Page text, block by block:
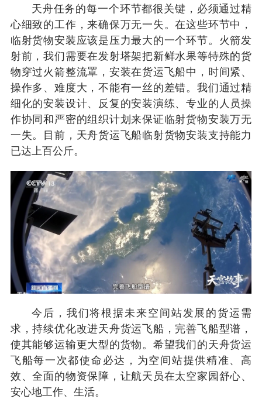
天舟任务的每一个环节都很关键，必须通过精
心细致的工作，来确保万无一失。在这些环节中，
临射货物安装应该是压力最大的一个环节。火箭发
射前，我们需要在发射塔架把新鲜水果等特殊的货
物穿过火箭整流罩，安装在货运飞船中，时间紧、
操作多、难度大，不能有一丝的差错。我们通过精
细化的安装设计、反复的安装演练、专业的人员操
作协同和严密的组织计划来保证临射货物安装万无
一失。目前，天舟货运飞船临射货物安装支持能力
已达上百公斤。
今后，我们将根据未来空间站发展的货运需
求，持续优化改进天舟货运飞船，完善飞船型谱，
使其能够运输更大型的货物。希望我们的天舟货运
飞船每一次都使命必达，为空间站提供精准、高
效、全面的物资保障，让航天员在太空家园舒心、
安心地工作、生活。